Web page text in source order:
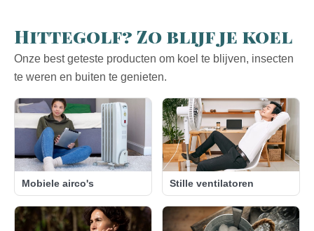
Hittegolf? Zo blijf je koel
Onze best geteste producten om koel te blijven, insecten
te weren en buiten te genieten.
Mobiele airco's Stille ventilatoren